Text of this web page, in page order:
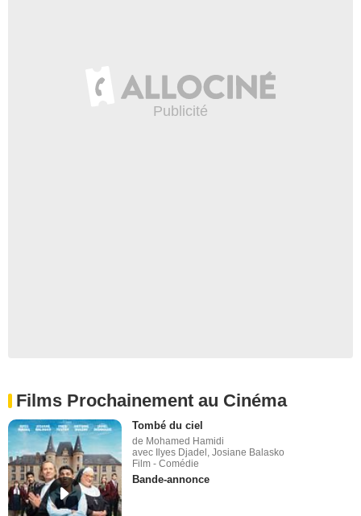
Films Prochainement au Cinéma
Tombé du ciel
de Mohamed Hamidi
avec Ilyes Djadel, Josiane Balasko
Film - Comédie
Bande-annonce